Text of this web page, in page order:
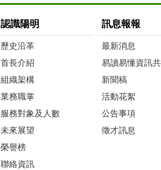
認識陽明
歷史沿革
首長介紹
組織架構
業務職掌
服務對象及人數
未來展望
榮譽榜
聯絡資訊
訊息報報
最新消息
易讀易懂資訊
新聞稿
活動花絮
公告事項
徵才訊息